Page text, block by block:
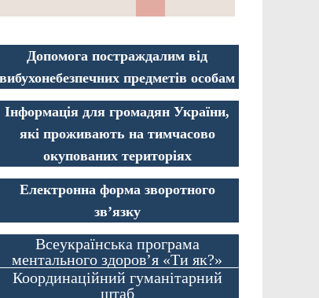
Допомога постраждалим від
вибухонебезпечних предметів особам
Інформація для громадян України,
які проживають на тимчасово
окупованих територіях
Електронна форма зворотного
зв’язку
Всеукраїнська програма
ментального здоров’я «Ти як?»
Координаційний гуманітарний
штаб